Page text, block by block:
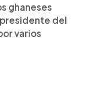
ghaneses
del
varios